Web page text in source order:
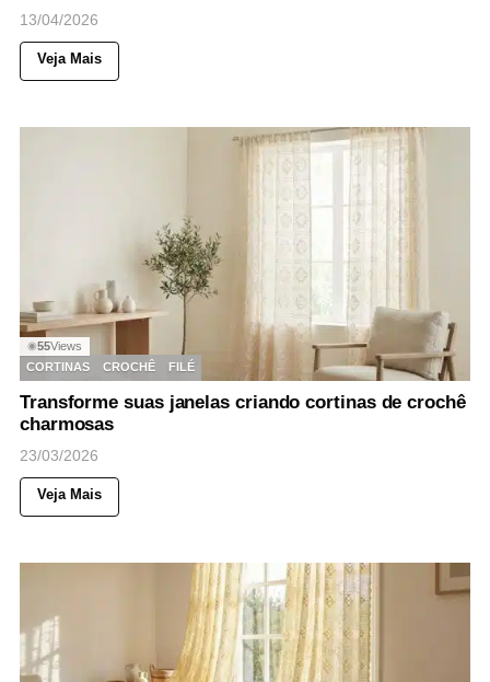
13/04/2026
Veja Mais
◉55Views
CORTINAS
CROCHÊ FILÉ
Transforme suas janelas criando cortinas de crochê
charmosas
23/03/2026
Veja Mais